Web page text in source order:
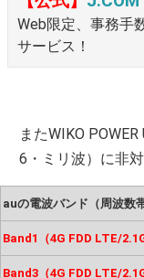
Web限定、事務手
サービス！
またWIKO
6・ミリ波）に非
auの電波バンド（周波数帯
Band1（4G FDD LTE/
Band3（4G FDD LTE/